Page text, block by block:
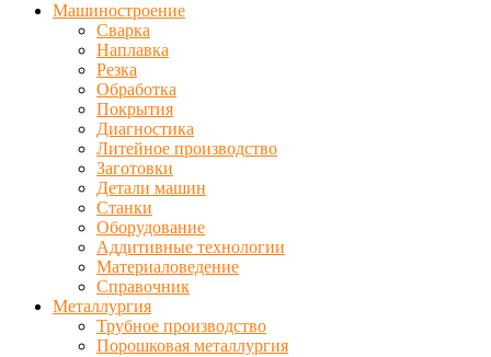
Машиностроение
Сварка
Наплавка
Резка
Обработка
Покрытия
Диагностика
Литейное производство
Заготовки
Детали машин
Станки
Оборудование
Аддитивные технологии
Материаловедение
Справочник
Металлургия
Трубное производство
Порошковая металлургия